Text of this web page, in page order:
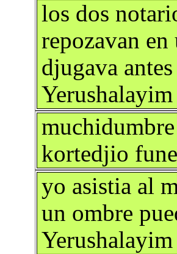
los dos
repozavan
djugava
kortedjio
yo asistia al
un ombre